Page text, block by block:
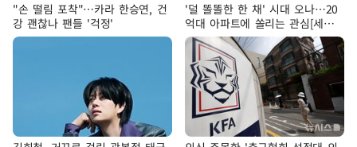
"손 떨림 포착"…카라 한승연, 건
강 괜찮나 팬들 '걱정'
'덜 똘똘한 한 채' 시대 오나…20
억대 아파트에 쏠리는 관심[세제
개편, 그 이후②]